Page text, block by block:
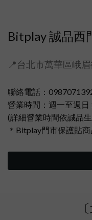
Bitplay 誠品西
📍台北市萬華區峨
聯絡電話：
營業時間：週一至週日
(詳細營業時間依誠品
＊Bitplay門市保護貼